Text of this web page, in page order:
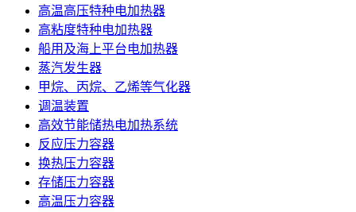
高温高压特种电加热器
高粘度特种电加热器
船用及海上平台电加热器
蒸汽发生器
甲烷、丙烷、乙烯等气化器
调温装置
高效节能储热电加热系统
反应压力容器
换热压力容器
存储压力容器
高温压力容器